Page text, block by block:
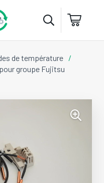
de température /
groupe Fujitsu